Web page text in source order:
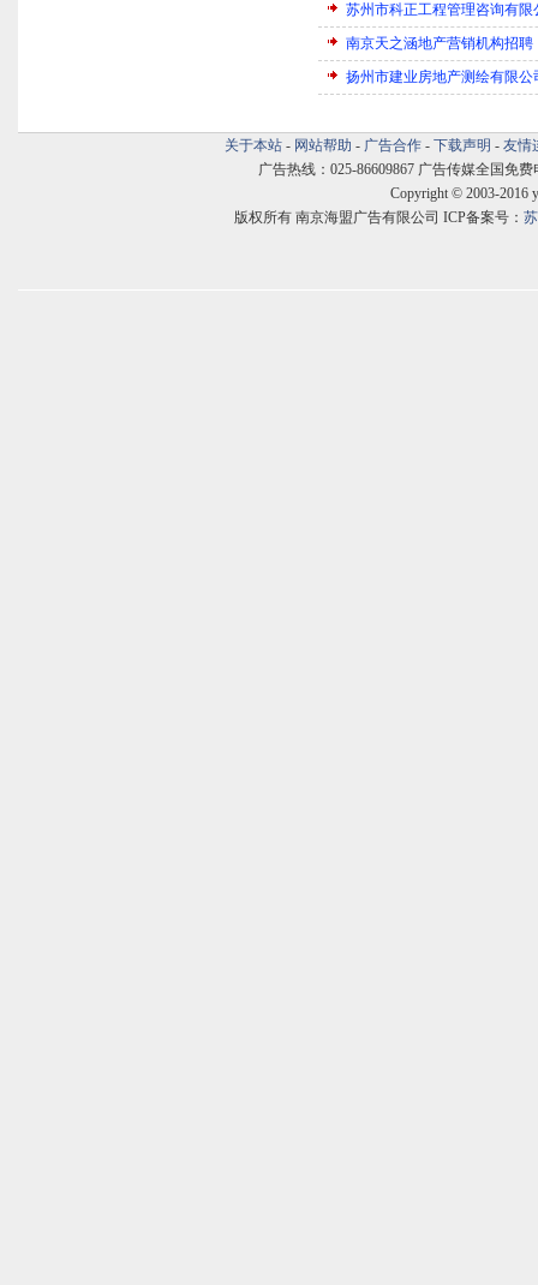
苏州市科正工程管理咨询有限
南京天之涵地产营销机构招聘
扬州市建业房地产测绘有限公
关于本站 - 网站帮助 - 广告合作 - 下载声明 - 友情
广告热线：025-86609867 广告传媒全国免费
Copyright © 2003-2016
版权所有 南京海盟广告有限公司 ICP备案号：